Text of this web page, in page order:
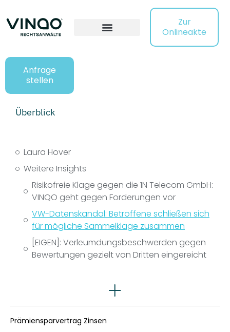
Zur
Onlineakte
Anfrage
stellen
Überblick
Laura Hover
Weitere Insights
Risikofreie Klage gegen die 1N Telecom GmbH:
VINQO geht gegen Forderungen vor
VW-Datenskandal: Betroffene schließen sich
für mögliche Sammelklage zusammen
[EIGEN]: Verleumdungsbeschwerden gegen
Bewertungen gezielt von Dritten eingereicht
Prämiensparvertrag Zinsen